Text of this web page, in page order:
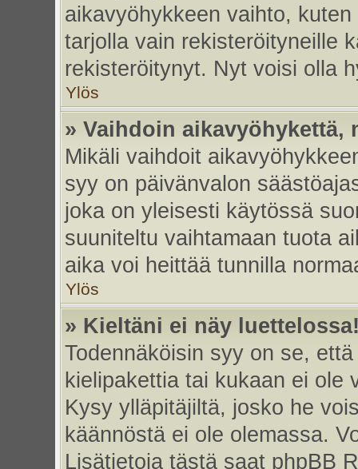
aikavyöhykkeen vaihto,
tarjolla vain rekisteröityneille
rekisteröitynyt. Nyt voisi olla
Ylös
» Vaihdoin
Mikäli vaihdoit
syy on päivänvalon
joka on yleisesti käytössä
suuniteltu vaihtamaan tuota
aika voi heittää tunnilla
Ylös
» Kieltäni ei näy
Todennäköisin syy on se,
kielipakettia tai kukaan ei ole
Kysy ylläpitäjiltä, josko he
käännöstä ei ole olemassa.
Lisätietoja tästä saat phpBB